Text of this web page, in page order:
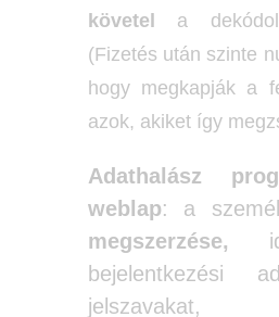
követel
a
(Fizetés után szinte
hogy megkapják a
azok, akiket így
Adathalász
weblap: a
megszerzése,
bejelentkezési
jelszavakat,